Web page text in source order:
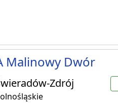
Malinowy Dwór
Zdrój